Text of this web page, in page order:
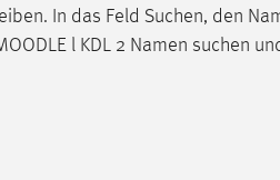
In das Feld Suchen, den
l KDL 2 Namen suchen